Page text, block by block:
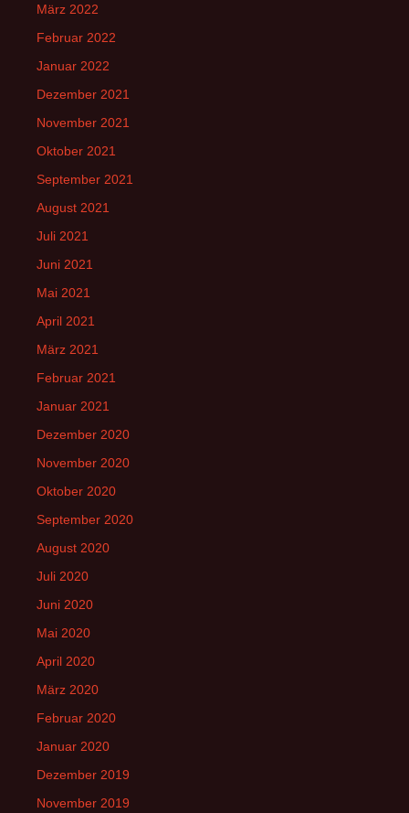
März 2022
Februar 2022
Januar 2022
Dezember 2021
November 2021
Oktober 2021
September 2021
August 2021
Juli 2021
Juni 2021
Mai 2021
April 2021
März 2021
Februar 2021
Januar 2021
Dezember 2020
November 2020
Oktober 2020
September 2020
August 2020
Juli 2020
Juni 2020
Mai 2020
April 2020
März 2020
Februar 2020
Januar 2020
Dezember 2019
November 2019